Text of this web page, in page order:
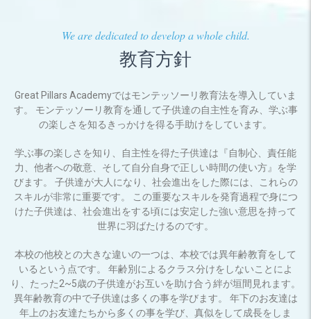
We are dedicated to develop a whole child.
教育方針
Great Pillars Academyではモンテッソーリ教育法を導入していま
す。 モンテッソーリ教育を通して子供達の自主性を育み、学ぶ事
の楽しさを知るきっかけを得る手助けをしています。
学ぶ事の楽しさを知り、自主性を得た子供達は『自制心、責任能
力、他者への敬意、そして自分自身で正しい時間の使い方』を学
びます。 子供達が大人になり、社会進出をした際には、これらの
スキルが非常に重要です。 この重要なスキルを発育過程で身につ
けた子供達は、社会進出をする頃には安定した強い意思を持って
世界に羽ばたけるのです。
本校の他校との大きな違いの一つは、本校では異年齢教育をして
いるという点です。 年齢別によるクラス分けをしないことによ
り、たった2~5歳の子供達がお互いを助け合う絆が垣間見れます。
異年齢教育の中で子供達は多くの事を学びます。 年下のお友達は
年上のお友達たちから多くの事を学び、真似をして成長をしま